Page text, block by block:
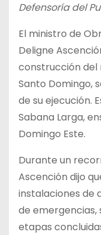
Defensoría del
El ministro de
Deligne
construcción del
Santo Domingo,
de su ejecución.
Sabana Larga,
Domingo Este.
Durante un
Ascención dijo
instalaciones de
de emergencias,
etapas